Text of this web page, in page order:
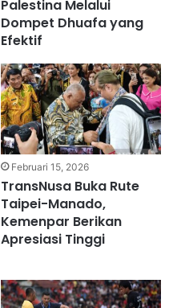
Palestina Melalui
Dompet Dhuafa yang
Efektif
Februari 15, 2026
TransNusa Buka Rute
Taipei-Manado,
Kemenpar Berikan
Apresiasi Tinggi